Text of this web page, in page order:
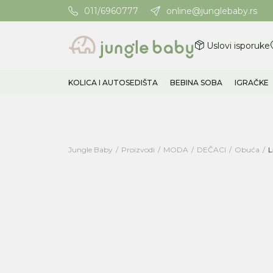
011/6960777 online@junglebaby.rs
Potrebna Vam je pomoć?
Uslovi isporuke
KOLICA I AUTOSEDIŠTA BEBINA SOBA IGRAČKE
Jungle Baby Proizvodi MODA DEČACI Obuća